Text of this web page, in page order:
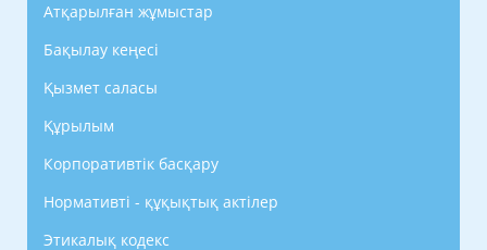
Атқарылған жұмыстар
Бақылау кеңесі
Қызмет саласы
Құрылым
Корпоративтік басқару
Нормативті - құқықтық актілер
Этикалық кодекс